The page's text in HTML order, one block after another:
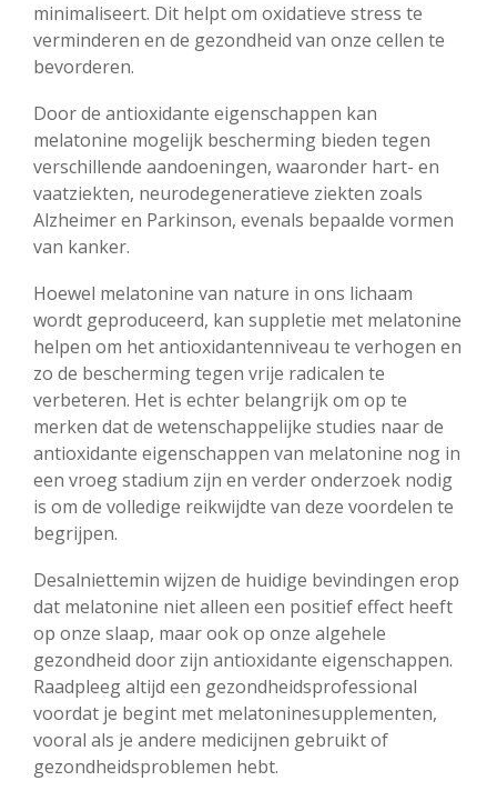
minimaliseert. Dit helpt om oxidatieve stress te
verminderen en de gezondheid van onze cellen te
bevorderen.
Door de antioxidante eigenschappen kan
melatonine mogelijk bescherming bieden tegen
verschillende aandoeningen, waaronder hart- en
vaatziekten, neurodegeneratieve ziekten zoals
Alzheimer en Parkinson, evenals bepaalde vormen
van kanker.
Hoewel melatonine van nature in ons lichaam
wordt geproduceerd, kan suppletie met melatonine
helpen om het antioxidantenniveau te verhogen en
zo de bescherming tegen vrije radicalen te
verbeteren. Het is echter belangrijk om op te
merken dat de wetenschappelijke studies naar de
antioxidante eigenschappen van melatonine nog in
een vroeg stadium zijn en verder onderzoek nodig
is om de volledige reikwijdte van deze voordelen te
begrijpen.
Desalniettemin wijzen de huidige bevindingen erop
dat melatonine niet alleen een positief effect heeft
op onze slaap, maar ook op onze algehele
gezondheid door zijn antioxidante eigenschappen.
Raadpleeg altijd een gezondheidsprofessional
voordat je begint met melatoninesupplementen,
vooral als je andere medicijnen gebruikt of
gezondheidsproblemen hebt.